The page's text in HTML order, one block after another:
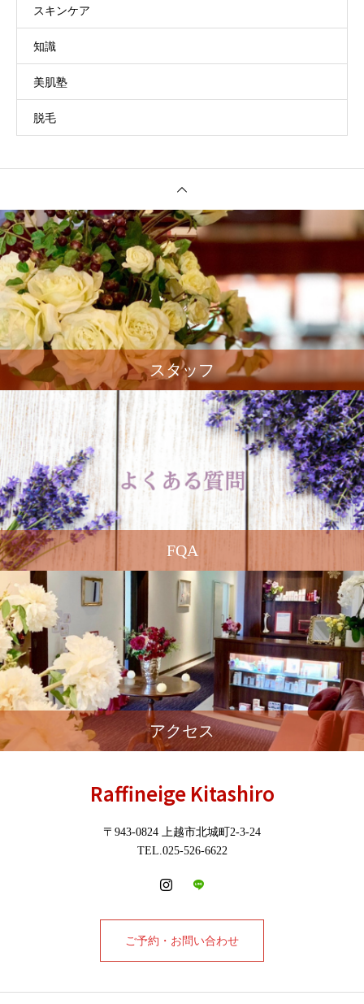
スキンケア
知識
美肌塾
脱毛
スタッフ
FQA
アクセス
Raffineige Kitashiro
〒943-0824 上越市北城町2-3-24
TEL.025-526-6622
ご予約・お問い合わせ